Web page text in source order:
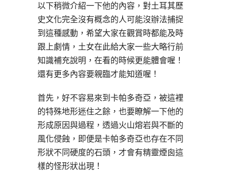
以下稍微介紹一下他的內容，對土耳其歷
史文化完全沒有概念的人可能沒辦法捕捉
到這種感動，希望大家在觀賞時都能及時
跟上劇情，土女在此給大家一些大略行前
知識補充說明，在看的時候更能體會喔！
還有更多內容要親臨才能知道喔！
首先，好不容易來到卡帕多奇亞，被這裡
的特殊地形迷住之餘，也要瞭解一下他的
形成原因與過程，透過火山熔岩與不斷的
風化侵蝕，即便是卡帕多奇亞也存在不同
形狀不同硬度的石頭，才會有精靈煙囪這
樣的怪形狀出現！